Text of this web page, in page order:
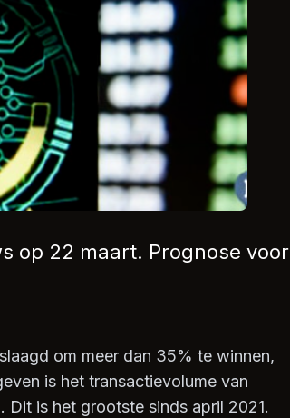
op 22 maart. Prognose voor
om meer dan 35% te winnen,
is het transactievolume van
is het grootste sinds april 2021.